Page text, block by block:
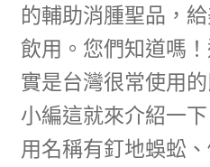
的輔助消腫聖品，
飲用。您們知道嗎
實是台灣很常使用
小編這就來介紹一
用名稱有釘地蜈蚣